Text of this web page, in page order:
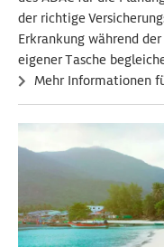
der richtige
Erkrankung während
eigener Tasche
Mehr Informationen